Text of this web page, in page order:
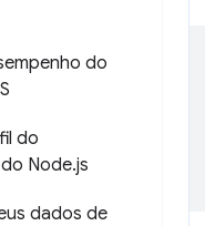
do
do
Node.js
dados de